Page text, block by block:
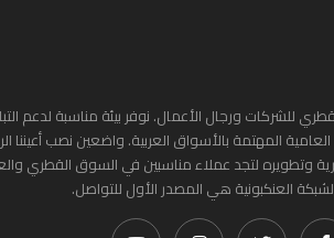
للشركات ورجال الأعمال. نوفر بيئة مناسبة لدعم
المهتمة بالأسواق العربية. واضعين نصب أعيننا
وتطويره لتجد عملاء مناسبين في السوق القطري
العنكبونية هي المصدر الأول للتواصل.